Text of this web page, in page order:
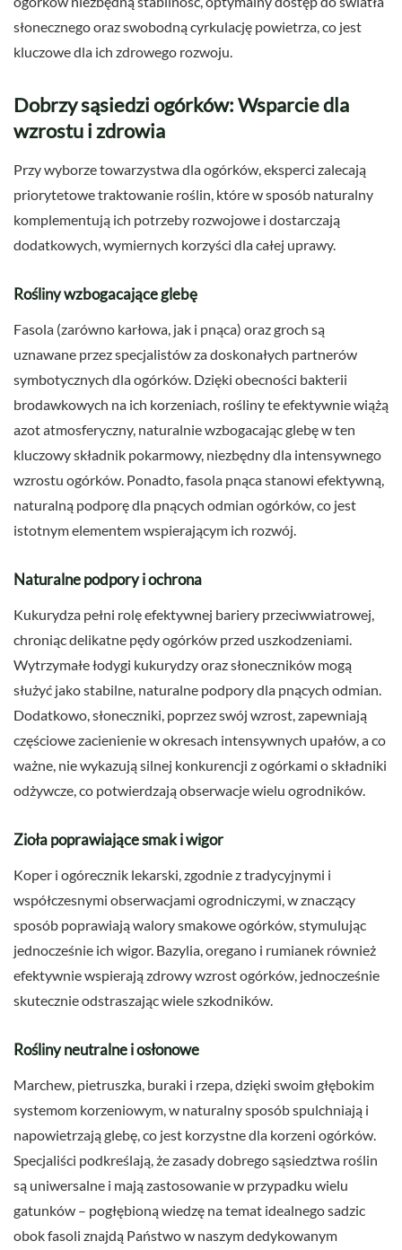
słonecznego oraz swobodną cyrkulację powietrza, co jest
kluczowe dla ich zdrowego rozwoju.
Dobrzy sąsiedzi ogórków: Wsparcie dla
wzrostu i zdrowia
Przy wyborze towarzystwa dla ogórków, eksperci zalecają
priorytetowe traktowanie roślin, które w sposób naturalny
komplementują ich potrzeby rozwojowe i dostarczają
dodatkowych, wymiernych korzyści dla całej uprawy.
Rośliny wzbogacające glebę
Fasola (zarówno karłowa, jak i pnąca) oraz groch są
uznawane przez specjalistów za doskonałych partnerów
symbotycznych dla ogórków. Dzięki obecności bakterii
brodawkowych na ich korzeniach, rośliny te efektywnie wiążą
azot atmosferyczny, naturalnie wzbogacając glebę w ten
kluczowy składnik pokarmowy, niezbędny dla intensywnego
wzrostu ogórków. Ponadto, fasola pnąca stanowi efektywną,
naturalną podporę dla pnących odmian ogórków, co jest
istotnym elementem wspierającym ich rozwój.
Naturalne podpory i ochrona
Kukurydza pełni rolę efektywnej bariery przeciwwiatrowej,
chroniąc delikatne pędy ogórków przed uszkodzeniami.
Wytrzymałe łodygi kukurydzy oraz słoneczników mogą
służyć jako stabilne, naturalne podpory dla pnących odmian.
Dodatkowo, słoneczniki, poprzez swój wzrost, zapewniają
częściowe zacienienie w okresach intensywnych upałów, a co
ważne, nie wykazują silnej konkurencji z ogórkami o składniki
odżywcze, co potwierdzają obserwacje wielu ogrodników.
Zioła poprawiające smak i wigor
Koper i ogórecznik lekarski, zgodnie z tradycyjnymi i
współczesnymi obserwacjami ogrodniczymi, w znaczący
sposób poprawiają walory smakowe ogórków, stymulując
jednocześnie ich wigor. Bazylia, oregano i rumianek również
efektywnie wspierają zdrowy wzrost ogórków, jednocześnie
skutecznie odstraszając wiele szkodników.
Rośliny neutralne i osłonowe
Marchew, pietruszka, buraki i rzepa, dzięki swoim głębokim
systemom korzeniowym, w naturalny sposób spulchniają i
napowietrzają glebę, co jest korzystne dla korzeni ogórków.
Specjaliści podkreślają, że zasady dobrego sąsiedztwa roślin
są uniwersalne i mają zastosowanie w przypadku wielu
gatunków – pogłębioną wiedzę na temat idealnego sadzic
obok fasoli znajdą Państwo w naszym dedykowanym